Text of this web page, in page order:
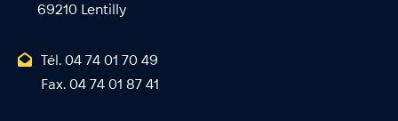
69210 Lentilly
Tél. 04 74 01 70 49
Fax. 04 74 01 87 41